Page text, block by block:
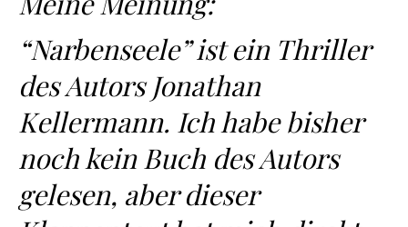
“Narbenseele” ist ein Thriller
des Autors Jonathan
Kellermann. Ich habe bisher
noch kein Buch des Autors
gelesen, aber dieser